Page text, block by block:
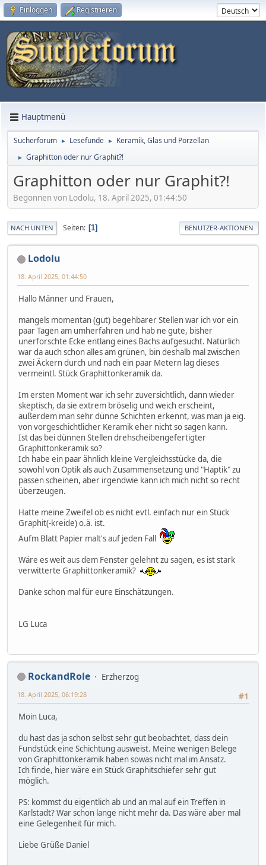
Einloggen Registrieren
Hauptmenü
Sucherforum ► Lesefunde ► Keramik, Glas und Porzellan
► Graphitton oder nur Graphit?!
Graphitton oder nur Graphit?!
Begonnen von Lodolu, 18. April 2025, 01:44:50
NACH UNTEN Seiten 1 BENUTZER-AKTIONEN
Lodolu
18. April 2025, 01:44:50
Hallo Männer und Frauen,
mangels momentan (gut) begehbarer Stellen war ich vor ein
paar Tagen am umherfahren und hab ne gute, bisher
unerforschte Ecke entlang eines Bachs aufgesucht. Natürlich
war da auch schon alles am grünen, bin deshalb mal zwischen
zwei Äckern durch und nach ein paar Metern lag dieses
vermeintl. Stück Graphittonkeramik da.
Im ersten Moment war ich sehr zuversichtlich, dann wieder
skeptisch, da sie extrem bröselig und weich erscheint,
außerdem man sehr dünne Schichten erkennt, was man ja eig.
von vorgeschichtlicher Keramik eher nicht so sagen kann.
Ist das bei dünnen Stellen drehscheibengefertigter
Graphittonkeramik so?
Ich habe ein paar ähnlich kleine Vergleichsstücke da, die
sowohl von Optik als auch Zusammensetzung und "Haptik" zu
passen scheinen, aber irgendwie kann ich mich nicht so recht
überzeugen.
Hatte meine Zweifel ob es nicht evtl. einfach nur ein Stück
Graphit(-kreide) o.ä. ist.
Aufm Blatt Papier malt's auf jeden Fall
Wäre es weit aus dem Fenster gelehnt zu sagen, es ist stark
verwitterte Graphittonkeramik?
Danke schon mal für eure Einschätzungen.
LG Luca
RockandRole
Erzherzog
#1
18. April 2025, 06:19:28
Moin Luca,
du hast das ja schon selbst sehr gut beobachtet, dass dein
Fundstück eine Schichtung ausweist. Meine wenigen Belege
von Graphittonkeramik haben sowas nicht mal im Ansatz.
Ich finde, hier wäre ein Stück Graphitschiefer sehr gut
möglich.
PS: kommst du eigentlich ab und an mal auf ein Treffen in
Karlstadt? War schon lange nicht mehr da. Das wäre aber mal
eine Gelegenheit für mich.
Liebe Grüße Daniel